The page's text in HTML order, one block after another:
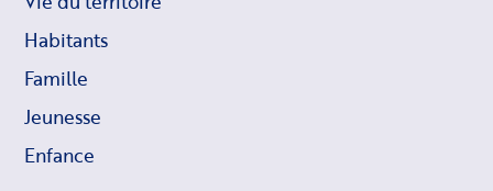
Habitants
Famille
Jeunesse
Enfance